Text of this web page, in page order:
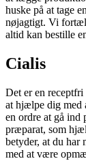
huske på at tage
nøjagtigt. Vi
altid kan bestille
Cialis
Det er en
at hjælpe dig med
en ordre at gå ind
præparat, som
betyder, at du har
med at være